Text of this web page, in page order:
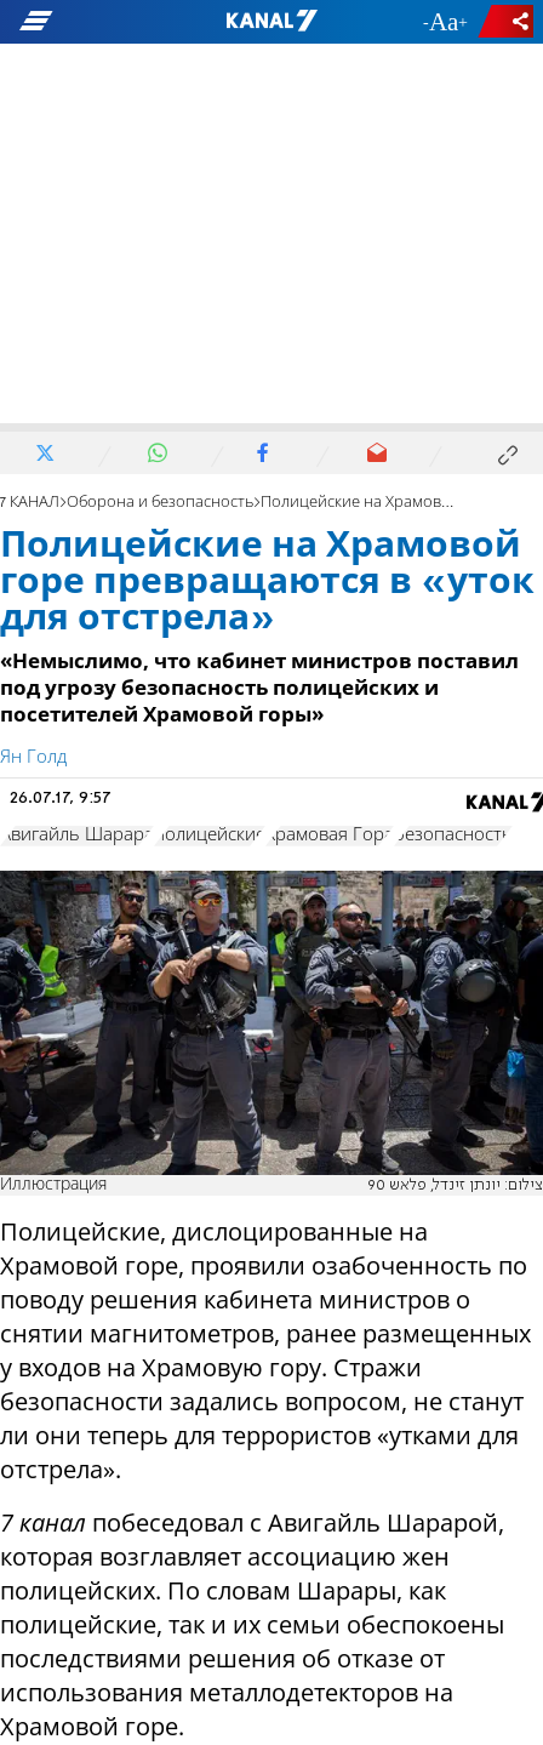
- +
7 КАНАЛ Оборона и безопасность Полицейские на Храмовой горе превращаются в «уток для отстрела»
Полицейские на Храмовой
горе превращаются в «уток
для отстрела»
«Немыслимо, что кабинет министров поставил
под угрозу безопасность полицейских и
посетителей Храмовой горы»
Ян Голд
26.07.17, 9:57
Авигайль Шарара полицейские Храмовая Гора безопасность
Иллюстрация צילום: יונתן זינדל, פלאש 90
Полицейские, дислоцированные на
Храмовой горе, проявили озабоченность по
поводу решения кабинета министров о
снятии магнитометров, ранее размещенных
у входов на Храмовую гору. Стражи
безопасности задались вопросом, не станут
ли они теперь для террористов «утками для
отстрела».
7 канал побеседовал с Авигайль Шарарой,
которая возглавляет ассоциацию жен
полицейских. По словам Шарары, как
полицейские, так и их семьи обеспокоены
последствиями решения об отказе от
использования металлодетекторов на
Храмовой горе.